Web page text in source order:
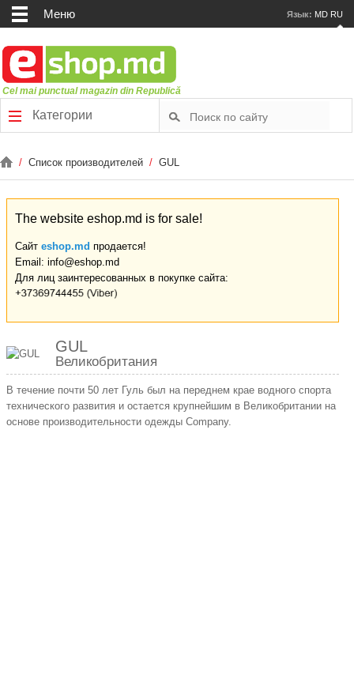
Меню Язык: MD RU
Cel mai punctual magazin din Republică
Категории
/ Список производителей / GUL
The website eshop.md is for sale!
Сайт eshop.md продается!
Email: info@eshop.md
Для лиц заинтересованных в покупке сайта:
GUL
Великобритания
В течение почти 50 лет Гуль был на переднем крае водного спорта
технического развития и остается крупнейшим в Великобритании на
основе производительности одежды Company.